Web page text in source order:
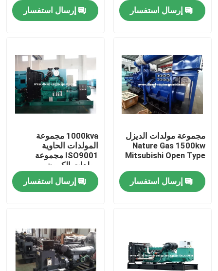
المنتجات
عرض الواقع الافتراضي
حول بنا
جولة في المعمل
ضبط الجودة
أجزاء محرك الديزل
إرسال استفسار
إرسال استفسار
مجموعة مولدات الديزل
Nature Gas 1500kw
Mitsubishi Open Type
إرسال استفسار
1000kva مجموعة
المولدات الحاوية
ISO9001 مجموعة
مولدات الكمون
إرسال استفسار